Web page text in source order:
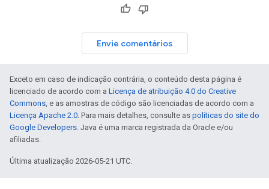
Envie comentários
Exceto em caso de indicação contrária, o conteúdo desta página é
licenciado de acordo com a Licença de atribuição 4.0 do Creative
Commons, e as amostras de código são licenciadas de acordo com a
Licença Apache 2.0. Para mais detalhes, consulte as políticas do site do
Google Developers. Java é uma marca registrada da Oracle e/ou
afiliadas.
Última atualização 2026-05-21 UTC.